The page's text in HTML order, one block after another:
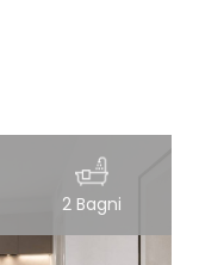
2 Bagni